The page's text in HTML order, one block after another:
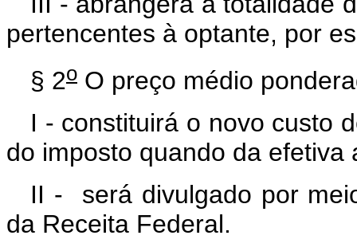
pertencentes à optante, por
§ 2o O preço médio
I - constituirá o novo custo
do imposto quando da efetiva
II - será divulgado por
da Receita Federal.